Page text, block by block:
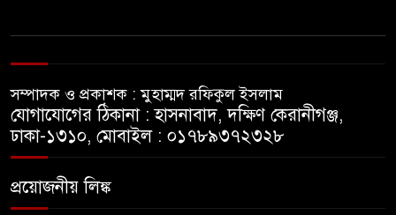
মেসির বাবা না ফেরার দেশে
সম্পাদক ও প্রকাশক : মুহাম্মদ রফিকুল ইসলাম
যোগাযোগের ঠিকানা : হাসনাবাদ, দক্ষিণ কেরানীগঞ্জ,
ঢাকা-১৩১০, মোবাইল : ০১৭৮৯৩৭২৩২৮
প্রয়োজনীয় লিঙ্ক